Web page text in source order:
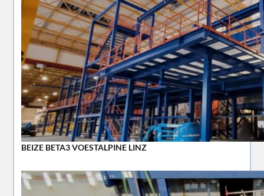
BEIZE BETA3 VOESTALPINE LINZ